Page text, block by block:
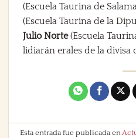
(Escuela Taurina de
(Escuela Taurina de la
Julio Norte(Escuela
lidiarán erales de la divisa
Esta entrada fue publicada en